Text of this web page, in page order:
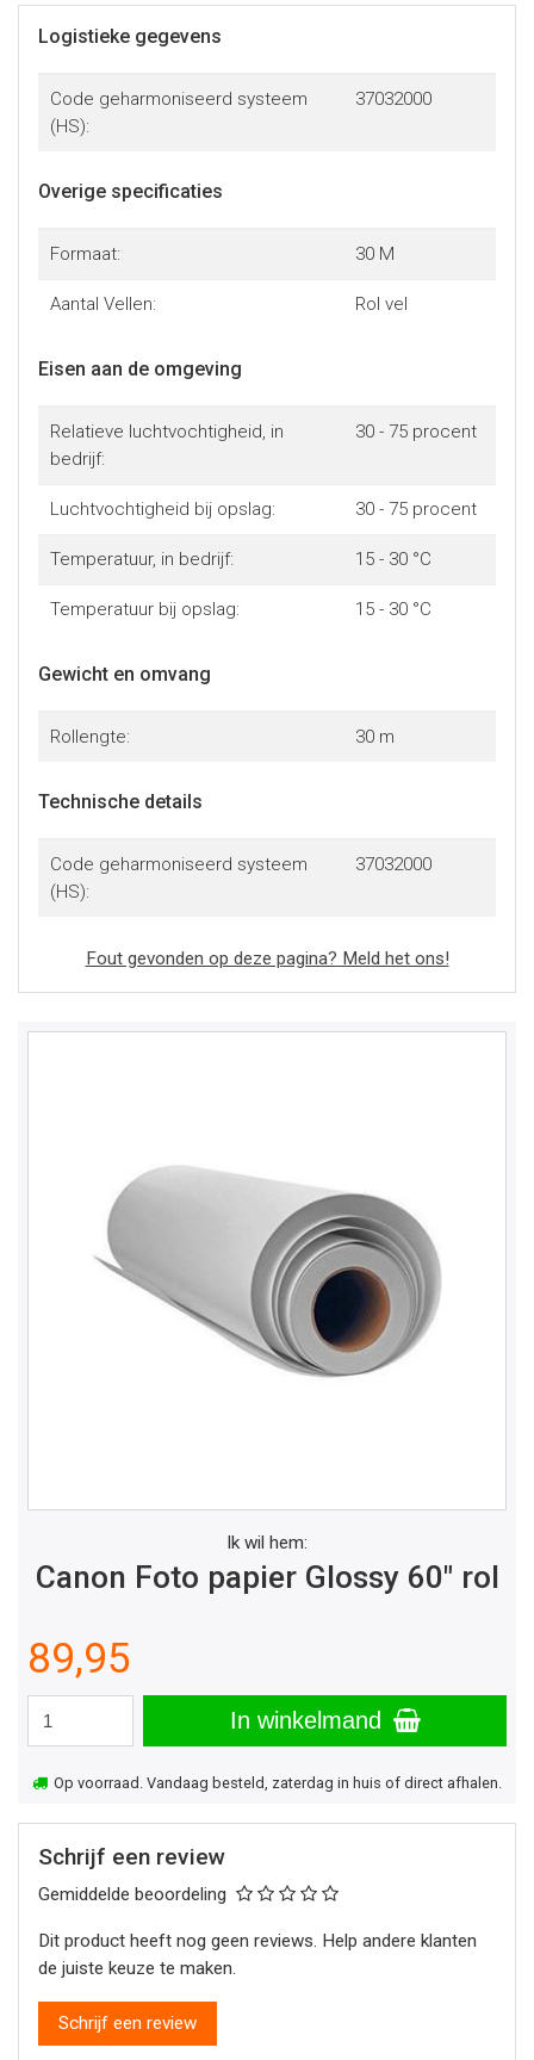
Logistieke gegevens
Code geharmoniseerd systeem
(HS):
37032000
Overige specificaties
Formaat: 30 M
Aantal Vellen: Rol vel
Eisen aan de omgeving
Relatieve luchtvochtigheid, in
bedrijf:
30 - 75 procent
Luchtvochtigheid bij opslag: 30 - 75 procent
Temperatuur, in bedrijf: 15 - 30 °C
Temperatuur bij opslag: 15 - 30 °C
Gewicht en omvang
Rollengte: 30 m
Technische details
Code geharmoniseerd systeem
(HS):
37032000
Fout gevonden op deze pagina? Meld het ons!
Ik wil hem:
Canon Foto papier Glossy 60" rol
89,95
In winkelmand
Op voorraad. Vandaag besteld, zaterdag in huis of direct afhalen.
Schrijf een review
Gemiddelde beoordeling
Dit product heeft nog geen reviews. Help andere klanten
de juiste keuze te maken.
Schrijf een review